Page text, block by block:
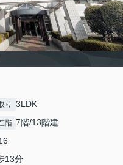
り 3LDK
階 7階/13階建
13分